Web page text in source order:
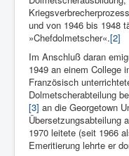
und von 1946 bis 1948
»Chefdolmetscher«.[2]
Im Anschluß daran
1949 an einem College
Französisch
Dolmetscherabteilung
[3] an die Georgetown
Übersetzungsabteilung
1970 leitete (seit 1966
Emeritierung lehrte er